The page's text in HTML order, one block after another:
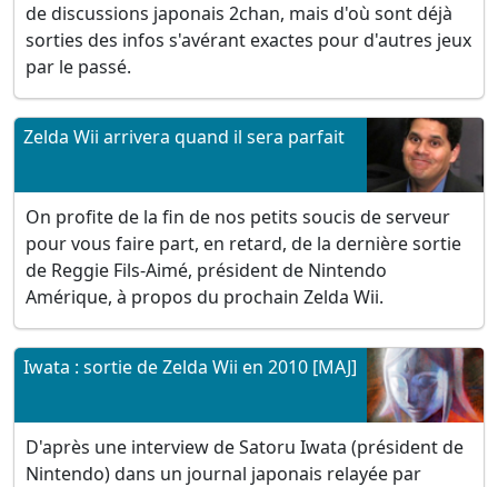
de discussions japonais 2chan, mais d'où sont déjà
sorties des infos s'avérant exactes pour d'autres jeux
par le passé.
Zelda Wii arrivera quand il sera parfait
On profite de la fin de nos petits soucis de serveur
pour vous faire part, en retard, de la dernière sortie
de Reggie Fils-Aimé, président de Nintendo
Amérique, à propos du prochain Zelda Wii.
Iwata : sortie de Zelda Wii en 2010 [MAJ]
D'après une interview de Satoru Iwata (président de
Nintendo) dans un journal japonais relayée par